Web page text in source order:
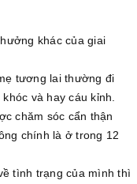
khác của giai
tương lai thường đi
và hay cáu kỉnh.
chăm sóc cẩn thận
chính là ở trong 12
tình trạng của mình thì